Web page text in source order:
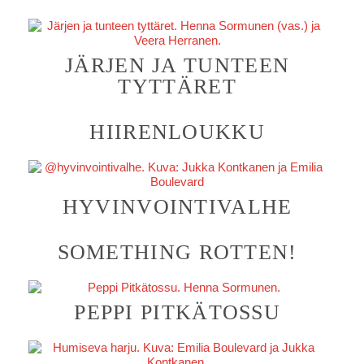
JÄRJEN JA TUNTEEN
TYTTÄRET
HIIRENLOUKKU
HYVINVOINTIVALHE
SOMETHING ROTTEN!
PEPPI PITKÄTOSSU